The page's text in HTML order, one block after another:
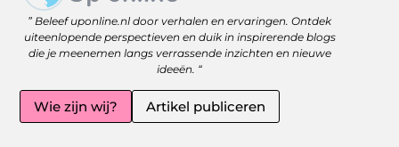
” Beleef uponline.nl door verhalen en ervaringen. Ontdek
uiteenlopende perspectieven en duik in inspirerende blogs
die je meenemen langs verrassende inzichten en nieuwe
ideeën. “
Wie zijn wij? Artikel publiceren